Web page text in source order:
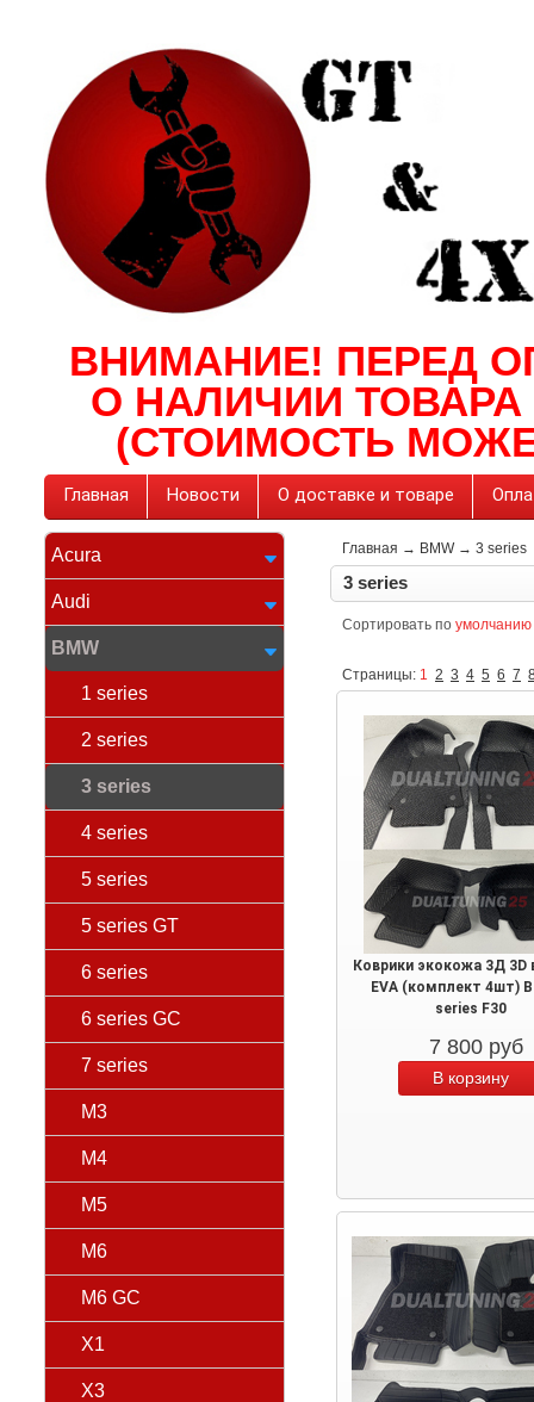
ВНИМАНИЕ! ПЕРЕД
О НАЛИЧИИ
(СТОИМОСТЬ
Главная Новости О доставке и товаре
Acura
Audi
BMW
1 series
2 series
3 series
4 series
5 series
5 series GT
6 series
6 series GC
7 series
M3
M4
M5
M6
M6 GC
X1
X3
Главная → BMW→ 3 series
3 series
Сортировать по умолчанию
Страницы: 1 2 3 4 5 6 7
Коврики экокожа 3Д 3D
EVA (комплект 4шт)
series F30
7 800 руб